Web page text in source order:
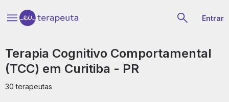
Entrar
Terapia Cognitivo Comportamental
(TCC) em Curitiba - PR
30 terapeutas